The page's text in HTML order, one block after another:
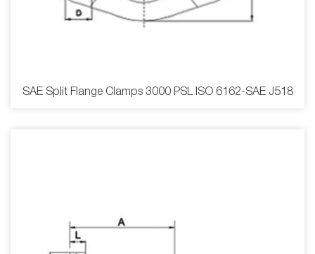
SAE Split Flange Clamps 3000 PSL ISO 6162-SAE J518